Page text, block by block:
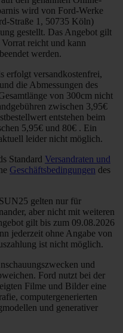
wird von Ford-Werke
Straße 1, 50735 Köln)
gestellt. Das Angebot gilt
reicht und kann
werden.
erfolgt versandkostenfrei,
die Abmessungen des
von 300cm nicht
zwischen 3,95€
entstehen beim
5,95€ und 80€ . Ein
leider nicht möglich.
Standard Versandraten und
Geschäftsbedingungen des
gelten nur für
aber nicht mit weiteren
gilt bis zum 09.08.2026
jederzeit ohne Angabe von
ist nicht möglich.
und
Ford nutzt bei der
Filme und Bilder eine
computergenerierten
und generativer